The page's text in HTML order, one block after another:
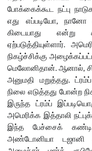
போக்கைக்கூட நட்பு
எது எப்படியோ, நானோ
கிடையாது என்று
ஏற்படுத்தியுள்ளார்.
நிகழ்ச்சிக்கு
மெலோனிதான். ஆனால்,
அனுமதி மறுத்தது.
நிலை எடுத்தது போன்ற
இருந்த ட்ரம்ப்
அமெரிக்க இத்தாலி
இந்த பேச்சைக்
அண்டோனியா டஜானி